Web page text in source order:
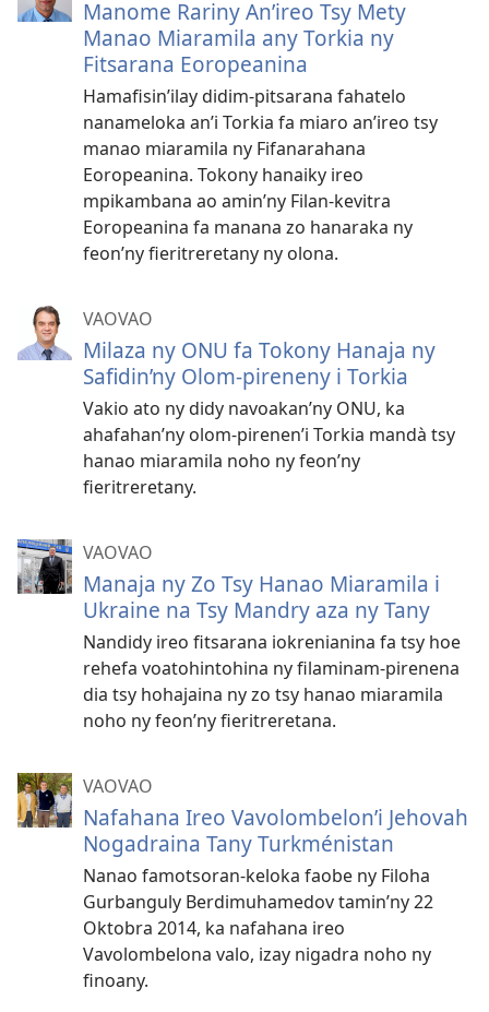
Manome Rariny An’ireo Tsy Mety
Manao Miaramila any Torkia ny
Fitsarana Eoropeanina
Hamafisin’ilay didim-pitsarana fahatelo
nanameloka an’i Torkia fa miaro an’ireo tsy
manao miaramila ny Fifanarahana
Eoropeanina. Tokony hanaiky ireo
mpikambana ao amin’ny Filan-kevitra
Eoropeanina fa manana zo hanaraka ny
feon’ny fieritreretany ny olona.
VAOVAO
Milaza ny ONU fa Tokony Hanaja ny
Safidin’ny Olom-pireneny i Torkia
Vakio ato ny didy navoakan’ny ONU, ka
ahafahan’ny olom-pirenen’i Torkia mandà tsy
hanao miaramila noho ny feon’ny
fieritreretany.
VAOVAO
Manaja ny Zo Tsy Hanao Miaramila i
Ukraine na Tsy Mandry aza ny Tany
Nandidy ireo fitsarana iokrenianina fa tsy hoe
rehefa voatohintohina ny filaminam-pirenena
dia tsy hohajaina ny zo tsy hanao miaramila
noho ny feon’ny fieritreretana.
VAOVAO
Nafahana Ireo Vavolombelon’i Jehovah
Nogadraina Tany Turkménistan
Nanao famotsoran-keloka faobe ny Filoha
Gurbanguly Berdimuhamedov tamin’ny 22
Oktobra 2014, ka nafahana ireo
Vavolombelona valo, izay nigadra noho ny
finoany.